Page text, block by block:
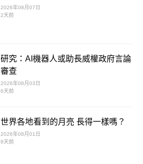
2026年08月07日
2天前
研究：AI機器人或助長威權政府言論
審查
2026年08月03日
6天前
世界各地看到的月亮 長得一樣嗎？
2026年08月01日
8天前